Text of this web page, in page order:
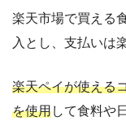
楽天市場で買える
入とし、支払いは
楽天ペイが使える
を使用して食料や